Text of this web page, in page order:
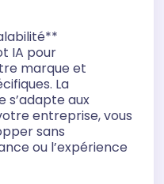
IA pour
marque et
La
s’adapte aux
entreprise, vous
sans
ou l’expérience